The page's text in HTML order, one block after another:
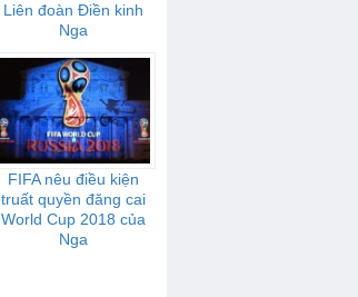
Liên đoàn Điền kinh
Nga
FIFA nêu điều kiện
truất quyền đăng cai
World Cup 2018 của
Nga